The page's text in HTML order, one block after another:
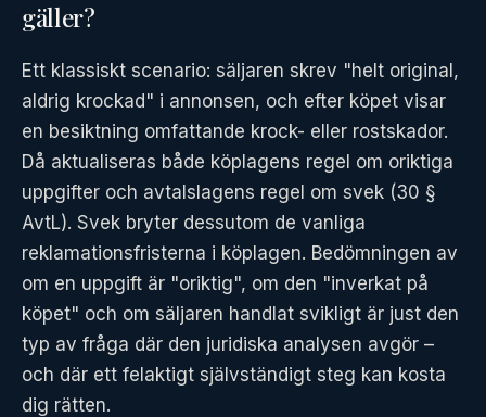
gäller?
Ett klassiskt scenario: säljaren skrev "helt original,
aldrig krockad" i annonsen, och efter köpet visar
en besiktning omfattande krock- eller rostskador.
Då aktualiseras både köplagens regel om oriktiga
uppgifter och avtalslagens regel om svek (30 §
AvtL). Svek bryter dessutom de vanliga
reklamationsfristerna i köplagen. Bedömningen av
om en uppgift är "oriktig", om den "inverkat på
köpet" och om säljaren handlat svikligt är just den
typ av fråga där den juridiska analysen avgör –
och där ett felaktigt självständigt steg kan kosta
dig rätten.